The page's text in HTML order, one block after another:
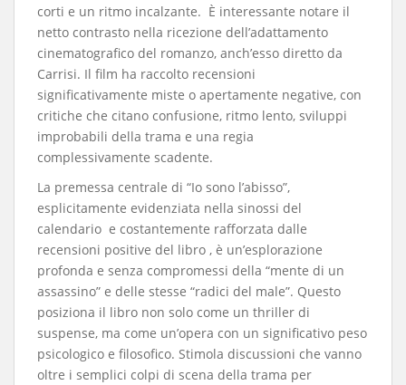
corti e un ritmo incalzante. È interessante notare il
netto contrasto nella ricezione dell’adattamento
cinematografico del romanzo, anch’esso diretto da
Carrisi. Il film ha raccolto recensioni
significativamente miste o apertamente negative, con
critiche che citano confusione, ritmo lento, sviluppi
improbabili della trama e una regia
complessivamente scadente.
​La premessa centrale di “Io sono l’abisso”,
esplicitamente evidenziata nella sinossi del
calendario e costantemente rafforzata dalle
recensioni positive del libro , è un’esplorazione
profonda e senza compromessi della “mente di un
assassino” e delle stesse “radici del male”. Questo
posiziona il libro non solo come un thriller di
suspense, ma come un’opera con un significativo peso
psicologico e filosofico. Stimola discussioni che vanno
oltre i semplici colpi di scena della trama per